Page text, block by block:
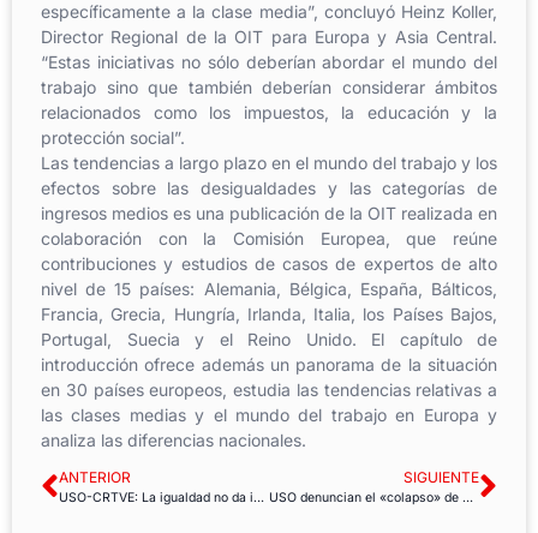
específicamente a la clase media”, concluyó Heinz Koller,
Director Regional de la OIT para Europa y Asia Central.
“Estas iniciativas no sólo deberían abordar el mundo del
trabajo sino que también deberían considerar ámbitos
relacionados como los impuestos, la educación y la
protección social”.
Las tendencias a largo plazo en el mundo del trabajo y los
efectos sobre las desigualdades y las categorías de
ingresos medios es una publicación de la OIT realizada en
colaboración con la Comisión Europea, que reúne
contribuciones y estudios de casos de expertos de alto
nivel de 15 países: Alemania, Bélgica, España, Bálticos,
Francia, Grecia, Hungría, Irlanda, Italia, los Países Bajos,
Portugal, Suecia y el Reino Unido. El capítulo de
introducción ofrece además un panorama de la situación
en 30 países europeos, estudia las tendencias relativas a
las clases medias y el mundo del trabajo en Europa y
analiza las diferencias nacionales.
ANTERIOR
USO-CRTVE: La igualdad no da igual
SIGUIENTE
USO denuncian el «colapso» de Urgencias en el Hospital La Fe